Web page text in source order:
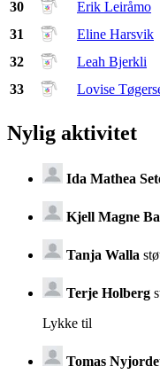
30 Erik Leiråmo
31
Eline Harsvik
32
Leah Bjerkli
33
Lovise
Nylig aktivitet
Ida Mathea
Kjell Magne
Tanja Walla
Terje Holberg
Lykke til
Tomas